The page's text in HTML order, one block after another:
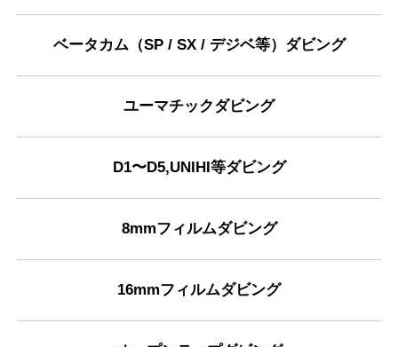
ベータカム（SP / SX / デジベ等）ダビング
ユーマチックダビング
D1〜D5,UNIHI等ダビング
8mmフィルムダビング
16mmフィルムダビング